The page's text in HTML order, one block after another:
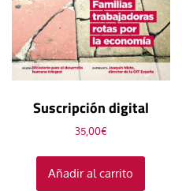
Suscripción digital
35,00€
Añadir al carrito